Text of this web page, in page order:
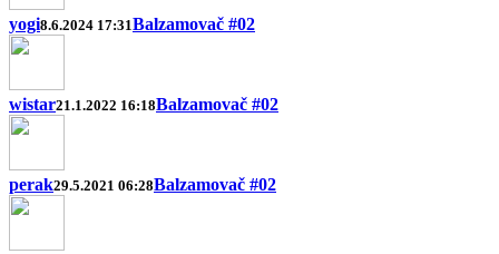
yogi8.6.2024 17:31Balzamovač #02
wistar21.1.2022 16:18Balzamovač #02
perak29.5.2021 06:28Balzamovač #02